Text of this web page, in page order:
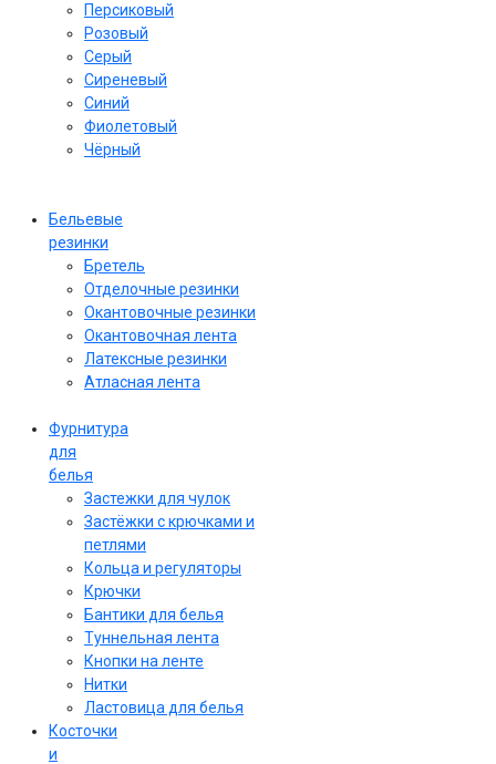
Персиковый
Розовый
Серый
Сиреневый
Cиний
Фиолетовый
Чёрный
Бельевые
резинки
Бретель
Отделочные резинки
Окантовочные резинки
Окантовочная лента
Латексные резинки
Атласная лента
Фурнитура
для
белья
Застежки для чулок
Застёжки с крючками и
петлями
Кольца и регуляторы
Крючки
Бантики для белья
Туннельная лента
Кнопки на ленте
Нитки
Ластовица для белья
Косточки
и